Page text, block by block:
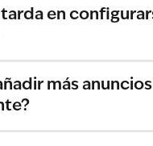
en
más